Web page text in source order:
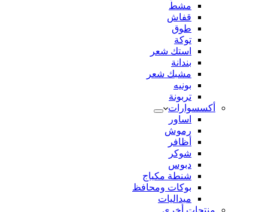
مشط
قفاش
طوق
توكة
استك شعر
بندانة
مشبك شعر
بونيه
تربونة
أكسسوارات
اساور
رموش
أظافر
شوكر
دبوس
شنطة مكياج
بوكات ومحافظ
ميداليات
منتجات أخري